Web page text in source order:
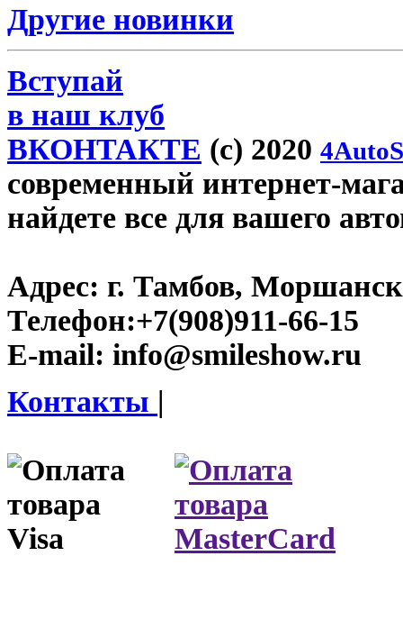
Другие новинки
Вступай
в наш клуб
ВКОНТАКТЕ (c) 2020
современный интернет-
найдете все для вашего
Адрес: г. Тамбов,
Телефон:+7(908)911-66-15
E-mail: info@smileshow.ru
Контакты |